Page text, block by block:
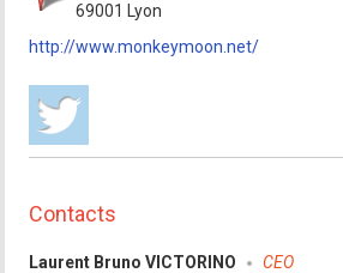
69001 Lyon
http://www.monkeymoon.net/
Contacts
Laurent Bruno VICTORINO
CEO